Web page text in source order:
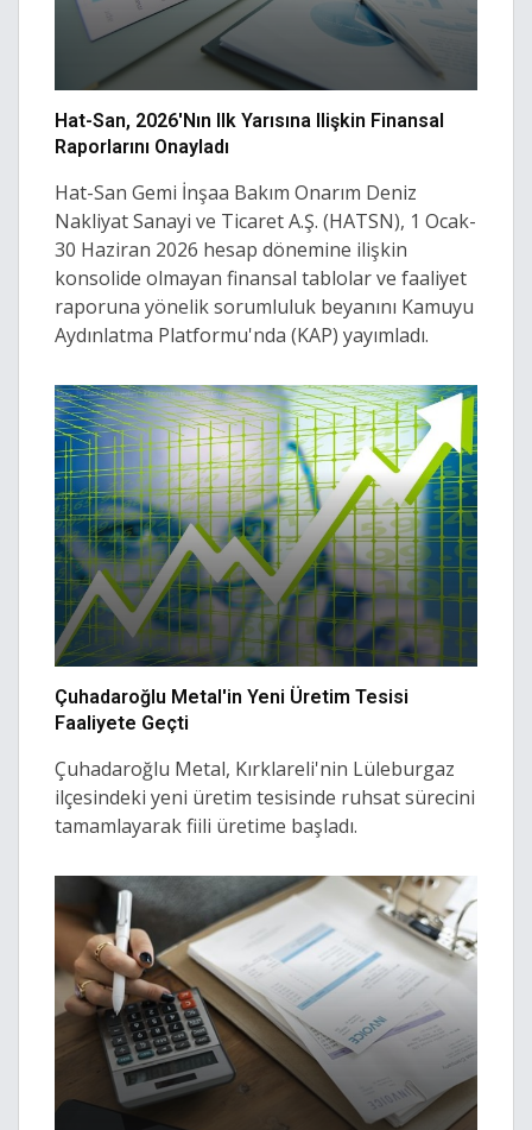
Hat-San, 2026'nın Ilk Yarısına Ilişkin Finansal
Raporlarını Onayladı
Hat-San Gemi İnşaa Bakım Onarım Deniz
Nakliyat Sanayi ve Ticaret A.Ş. (HATSN), 1 Ocak-
30 Haziran 2026 hesap dönemine ilişkin
konsolide olmayan finansal tablolar ve faaliyet
raporuna yönelik sorumluluk beyanını Kamuyu
Aydınlatma Platformu'nda (KAP) yayımladı.
Çuhadaroğlu Metal'in Yeni Üretim Tesisi
Faaliyete Geçti
Çuhadaroğlu Metal, Kırklareli'nin Lüleburgaz
ilçesindeki yeni üretim tesisinde ruhsat sürecini
tamamlayarak fiili üretime başladı.